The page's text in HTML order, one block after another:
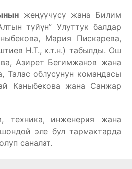
жеңүүчүсү жана Билим
түйүн” Улуттук балдар
Мария Пискарева,
Н.Т., к.т.н.) табылды. Ош
Азирет Бегимжанов жана
Талас облусунун командасы
Каныбекова жана Санжар
техника, инженерия жана
эле бул тармактарда
саналат.